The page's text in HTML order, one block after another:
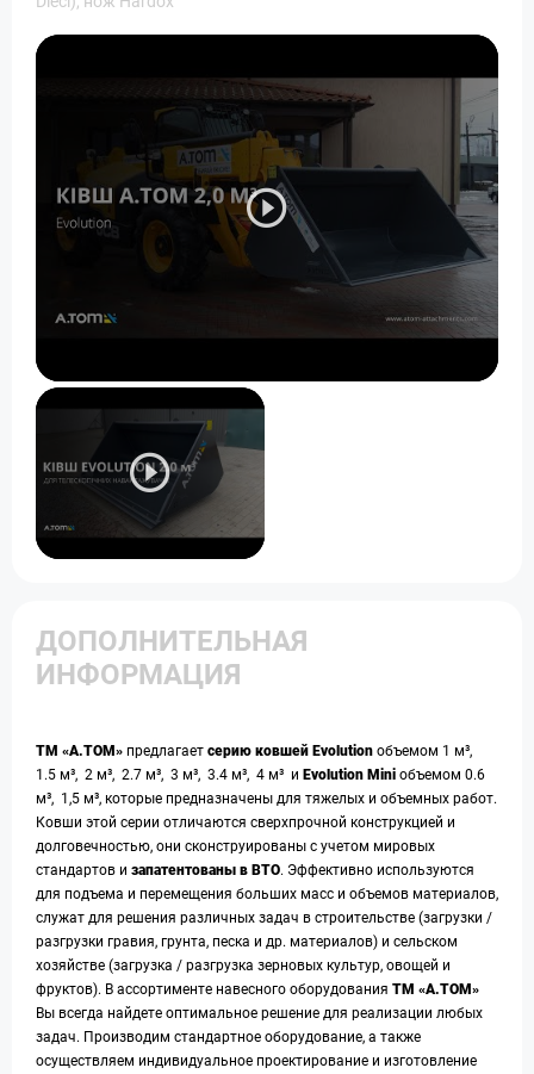
ДОПОЛНИТЕЛЬНАЯ
ИНФОРМАЦИЯ
ТМ «А.ТОМ» предлагает серию ковшей Evolution объемом 1 м³,
1.5 м³, 2 м³, 2.7 м³, 3 м³, 3.4 м³, 4 м³ и Evolution Mini объемом 0.6
м³, 1,5 м³, которые предназначены для тяжелых и объемных работ.
Ковши этой серии отличаются сверхпрочной конструкцией и
долговечностью, они сконструированы с учетом мировых
стандартов и запатентованы в ВТО. Эффективно используются
для подъема и перемещения больших масс и объемов материалов,
служат для решения различных задач в строительстве (загрузки /
разгрузки гравия, грунта, песка и др. материалов) и сельском
хозяйстве (загрузка / разгрузка зерновых культур, овощей и
фруктов). В ассортименте навесного оборудования ТМ «А.ТОМ»
Вы всегда найдете оптимальное решение для реализации любых
задач. Производим стандартное оборудование, а также
осуществляем индивидуальное проектирование и изготовление